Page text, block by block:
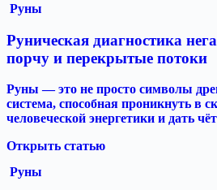
Руны
Руническая диагностика
порчу и перекрытые потоки
Руны — это не просто символы
система, способная проникнуть в
человеческой энергетики и дать
Открыть статью
Руны